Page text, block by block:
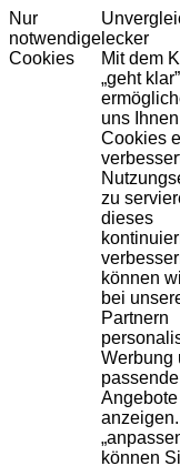
Nur
notwendige
Cookies
lecker
Mit dem
„geht klar”
uns
Cookies
zu
dieses
können
bei
Partnern
Werbung
passende
Angebote
können